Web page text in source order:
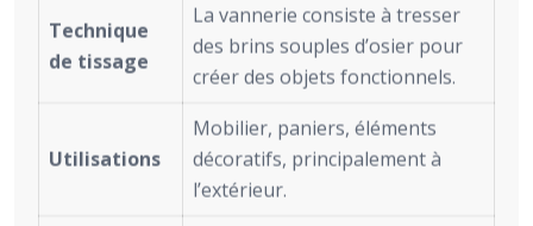
Technique
de tissage
La vannerie consiste à tresser
des brins souples d’osier pour
créer des objets fonctionnels.
Utilisations
Mobilier, paniers, éléments
décoratifs, principalement à
l’extérieur.